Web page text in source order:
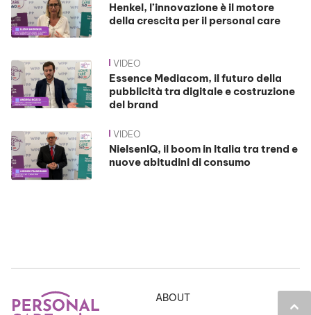
Henkel, l’innovazione è il motore
della crescita per il personal care
VIDEO
Essence Mediacom, il futuro della
pubblicità tra digitale e costruzione
del brand
VIDEO
NielsenIQ, il boom in Italia tra trend e
nuove abitudini di consumo
keyboard_arrow_up
ABOUT